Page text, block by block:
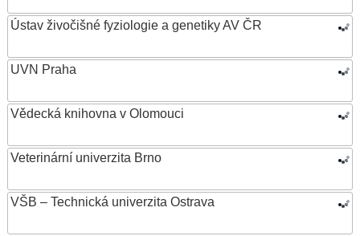
Ústav živočišné fyziologie a genetiky AV ČR
UVN Praha
Vědecká knihovna v Olomouci
Veterinární univerzita Brno
VŠB – Technická univerzita Ostrava